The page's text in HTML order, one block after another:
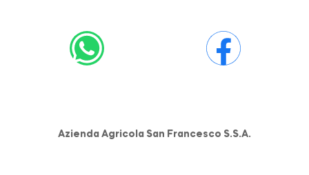
Azienda Agricola San Francesco S.S.A.